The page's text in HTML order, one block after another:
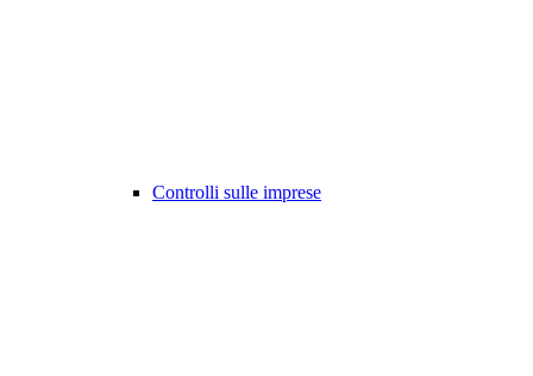
Controlli sulle imprese